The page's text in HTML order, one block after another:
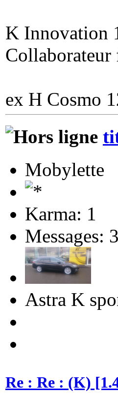
K Innovation
ex H Cosmo
Mobylette
Karma: 1
Messages:
Astra K
Re : Re : (K)